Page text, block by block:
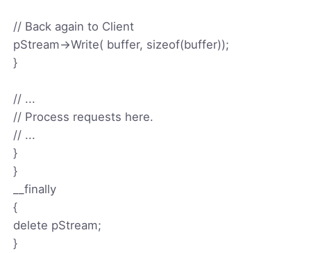
// Back again to Client
pStream->Write( buffer, sizeof(buffer));
}
// ...
// Process requests here.
// ...
}
}
__finally
{
delete pStream;
}